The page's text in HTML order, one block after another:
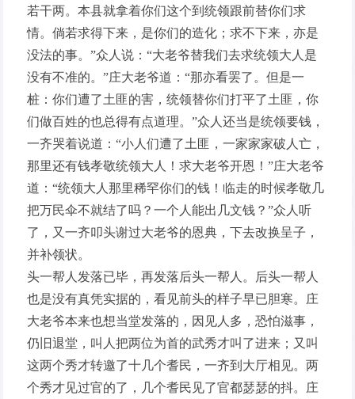
若干两。本县就拿着你们这个到统领跟前替你们求
情。倘若求得下来，是你们的造化；求不下来，亦是
没法的事。”众人说：“大老爷替我们去求统领大人是
没有不准的。”庄大老爷道：“那亦看罢了。但是一
桩：你们遭了土匪的害，统领替你们打平了土匪，你
们做百姓的也总得有点道理。”众人还当是统领要钱，
一齐哭着说道：“小人们遭了土匪，一家家家破人亡，
那里还有钱孝敬统领大人！求大老爷开恩！”庄大老爷
道：“统领大人那里稀罕你们的钱！临走的时候孝敬几
把万民伞不就结了吗？一个人能出几文钱？”众人听
了，又一齐叩头谢过大老爷的恩典，下去改换呈子，
并补领状。
头一帮人发落已毕，再发落后头一帮人。后头一帮人
也是没有真凭实据的，看见前头的样子早已胆寒。庄
大老爷本来也想当堂发落的，因见人多，恐怕滋事，
仍旧退堂，叫人把两位为首的武秀才叫了进来；又叫
这两个秀才转邀了十几个耆民，一齐到大厅相见。两
个秀才见过官的了，几个耆民见了官都瑟瑟的抖。庄